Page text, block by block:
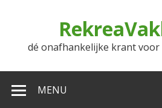
dé onafhankelijke krant
MENU